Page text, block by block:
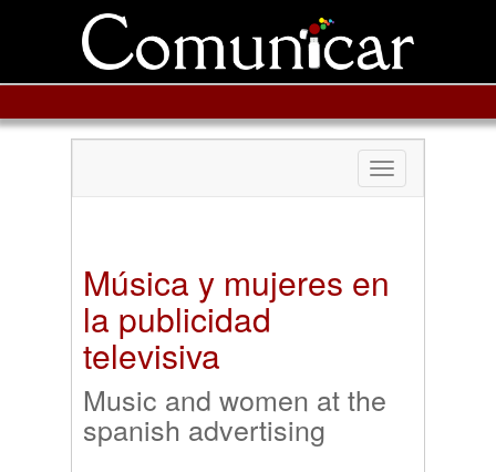
Toggle
navigation
Música y mujeres en
la publicidad
televisiva
Music and women at the
spanish advertising